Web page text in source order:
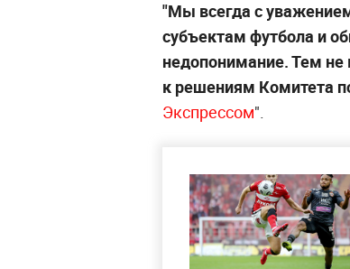
"Мы всегда с
субъектам футбола и
недопонимание. Тем
к решениям Комитета
Экспрессом".